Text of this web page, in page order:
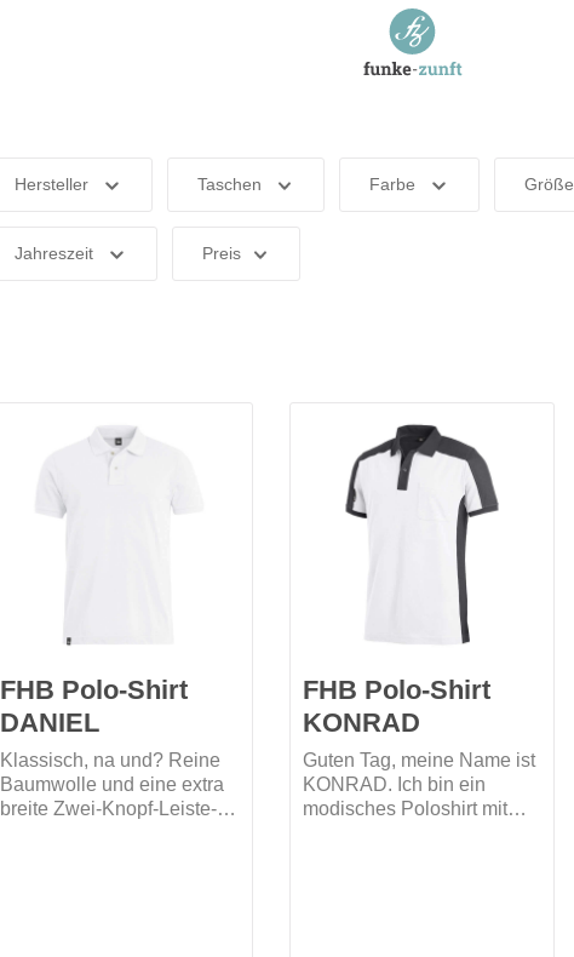
Hersteller Taschen Farbe Größe
Jahreszeit Preis
FHB Polo-Shirt
DANIEL
Klassisch, na und? Reine
Baumwolle und eine extra
breite Zwei-Knopf-Leiste-
FHB Polo-Shirt
KONRAD
Guten Tag, meine Name ist
KONRAD. Ich bin ein
modisches Poloshirt mit